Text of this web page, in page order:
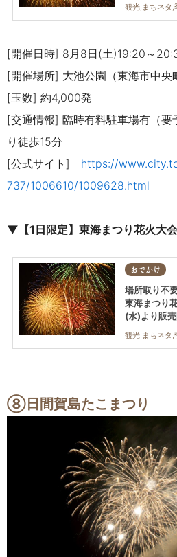
[開催日時] 8月8日(土)19:20～
[開催場所] 大池公園（東海市中央
[玉数] 約4,000発
[交通情報] 臨時有料駐車場有（要
り徒歩15分
[公式サイト] https://
737/1006610/1009628.html
▼ 【1日限定】 東海まつり花火大
おでかけ
場所取り不
東海まつり
(水)より販
⑧日間賀島たこまつり